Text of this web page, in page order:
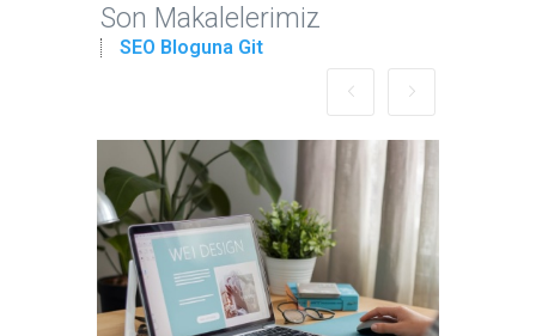
Son Makalelerimiz
SEO Bloguna Git